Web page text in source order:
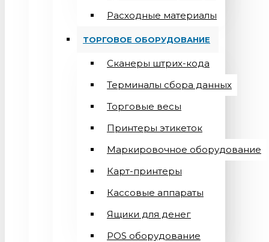
Расходные материалы
ТОРГОВОЕ ОБОРУДОВАНИЕ
Сканеры штрих-кода
Терминалы сбора данных
Торговые весы
Принтеры этикеток
Маркировочное оборудование
Карт-принтеры
Кассовые аппараты
Ящики для денег
POS оборудование